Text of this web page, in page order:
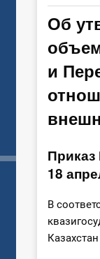
Об
и
Приказ
18
В